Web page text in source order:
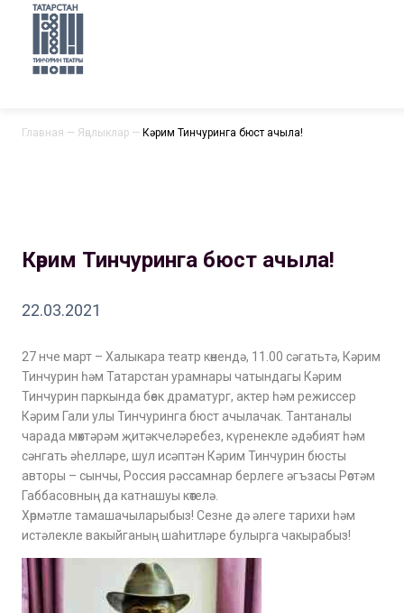
Главная — Яңалыклар — Кәрим Тинчуринга бюст ачыла!
Кәрим Тинчуринга бюст ачыла!
22.03.2021
27 нче март – Халыкара театр көнендә, 11.00 сәгатьтә, Кәрим
Тинчурин һәм Татарстан урамнары чатындагы Кәрим
Тинчурин паркында бөек драматург, актер һәм режиссер
Кәрим Гали улы Тинчуринга бюст ачылачак. Тантаналы
чарада мөхтәрәм җитәкчеләребез, күренекле әдәбият һәм
сәнгать әһелләре, шул исәптән Кәрим Тинчурин бюсты
авторы – сынчы, Россия рәссамнар берлеге әгъзасы Рөстәм
Габбасовның да катнашуы көтелә.
Хөрмәтле тамашачыларыбыз! Сезне дә әлеге тарихи һәм
истәлекле вакыйганың шаһитләре булырга чакырабыз!